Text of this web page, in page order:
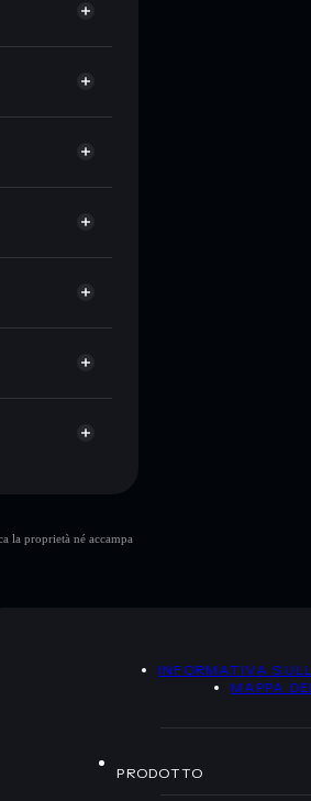
migliore
di
la proprietà né accampa
INFORMATIVA
MAPPA
PRODOTTO